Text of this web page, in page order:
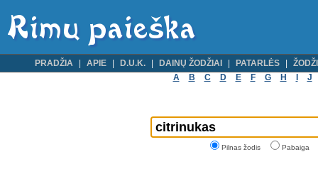
PRADŽIA APIE D.U.K. DAINŲ ŽODŽIAI PATARLĖS
A
B C D E F G H J
Pilnas žodis Pabaiga